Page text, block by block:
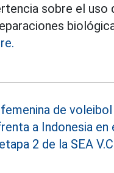
sobre el uso